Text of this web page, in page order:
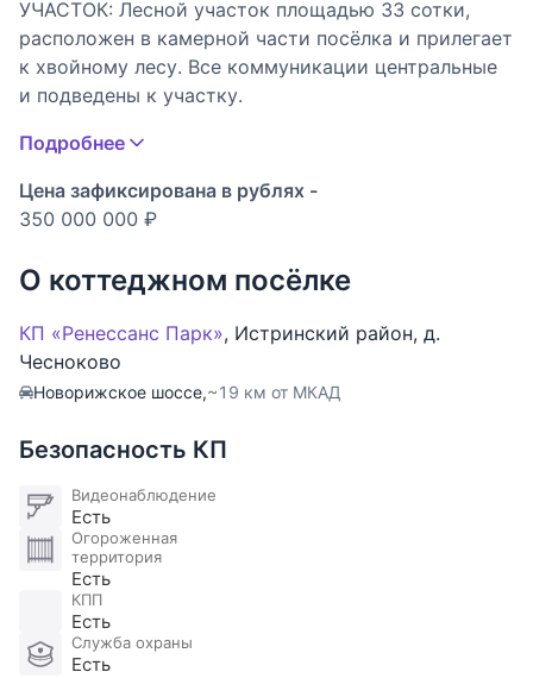
УЧАСТОК: Лесной участок площадью 33 сотки,
расположен в камерной части посёлка и прилегает
к хвойному лесу. Все коммуникации центральные
и подведены к участку.
ОПИСАНИЕ ПОСЁЛКА: Поселок премиум класса
Ренессанс Парк расположен вдоль векового
соснового леса. На территории поселка есть
берегу водоема и пляж с кварцевым песком,
ресторанный комплекс и фонтаны.
ИНФРАСТРУКТУРА: В пешей доступности
супермаркет, фитнес-клуб с бассейном, теннисный
клуб, ветклиника, кафе, суши-бар. В 10 минутах на
автомобиле развитая инфраструктура поселка
Покровское: школа и детский сад, супермаркеты и
кафе, фитнес студия и банный комплекс, ТЦ
Покровский и Novaya Riga Outlet Village.
Подробнее
Цена зафиксирована в рублях -
350 000 000 ₽
О коттеджном посёлке
КП «Ренессанс Парк», Истринский район, д.
Чесноково
Новорижское шоссе,~19 км от МКАД
Безопасность КП
Видеонаблюдение
Есть
Огороженная
территория
Есть
КПП
Есть
Служба охраны
Есть